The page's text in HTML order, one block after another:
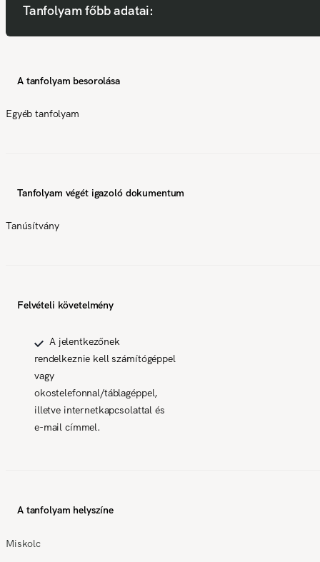
Tanfolyam főbb adatai:
A tanfolyam besorolása
Egyéb tanfolyam
Tanfolyam végét igazoló dokumentum
Tanúsítvány
Felvételi követelmény
A jelentkezőnek
rendelkeznie kell számítógéppel
vagy
okostelefonnal/táblagéppel,
illetve internetkapcsolattal és
e-mail címmel.
A tanfolyam helyszíne
Miskolc